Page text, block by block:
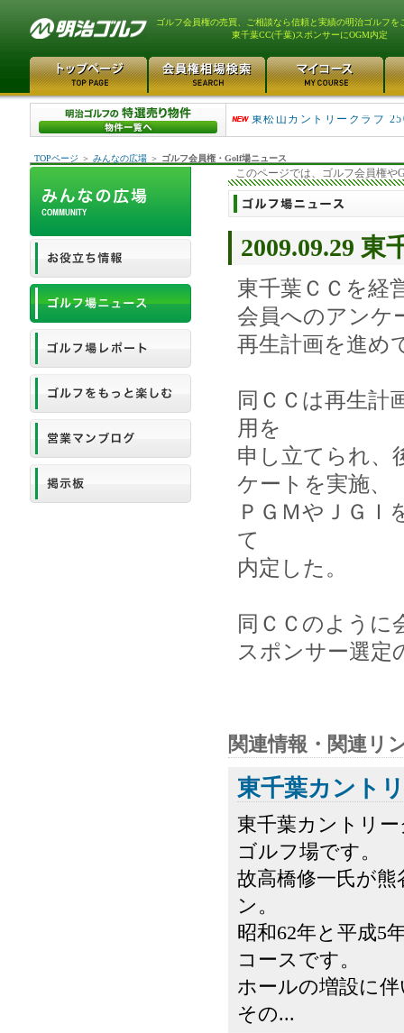
ゴルフ会員権の売買、ご相談なら信頼と実績の明治ゴルフを
東千葉CC(千葉)スポンサーにOGM内定
平塚富士見カントリーク
東松山カントリークラブ
TOPページ ＞ みんなの広場 ＞ ゴルフ会員権・Golf場ニュース
このページでは、ゴルフ会員権や
2009.09.29
東千葉ＣＣを経
会員へのアンケ
再生計画を進め
同ＣＣは再生計
用を
申し立てられ、
ケートを実施、
ＰＧＭやＪＧＩ
て
内定した。
同ＣＣのように
スポンサー選定
関連情報・関連リ
東千葉カント
東千葉カントリ
ゴルフ場です。
故高橋修一氏が
ン。
昭和62年と平成5
コースです。
ホールの増設に
その...